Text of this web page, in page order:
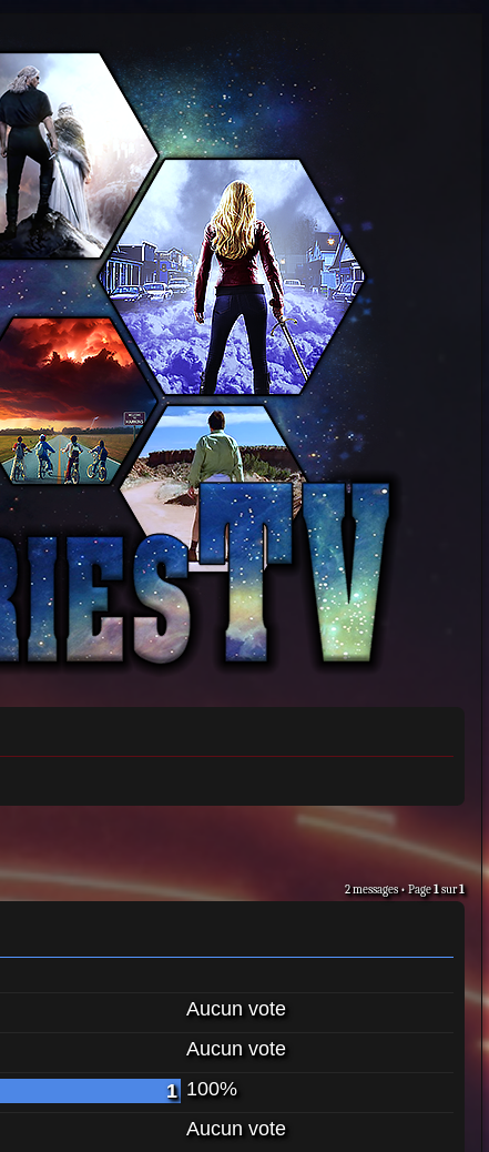
2 messages • Page1sur1
Aucun vote
Aucun vote
1 100%
Aucun vote